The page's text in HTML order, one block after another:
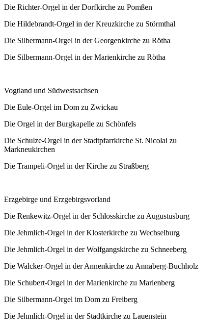
Die Richter-Orgel in der Dorfkirche zu Pomßen
Die Hildebrandt-Orgel in der Kreuzkirche zu Störmthal
Die Silbermann-Orgel in der Georgenkirche zu Rötha
Die Silbermann-Orgel in der Marienkirche zu Rötha
Vogtland und Südwestsachsen
Die Eule-Orgel im Dom zu Zwickau
Die Orgel in der Burgkapelle zu Schönfels
Die Schulze-Orgel in der Stadtpfarrkirche St. Nicolai zu
Markneukirchen
Die Trampeli-Orgel in der Kirche zu Straßberg
Erzgebirge und Erzgebirgsvorland
Die Renkewitz-Orgel in der Schlosskirche zu Augustusburg
Die Jehmlich-Orgel in der Klosterkirche zu Wechselburg
Die Jehmlich-Orgel in der Wolfgangskirche zu Schneeberg
Die Walcker-Orgel in der Annenkirche zu Annaberg-Buchholz
Die Schubert-Orgel in der Marienkirche zu Marienberg
Die Silbermann-Orgel im Dom zu Freiberg
Die Jehmlich-Orgel in der Stadtkirche zu Lauenstein